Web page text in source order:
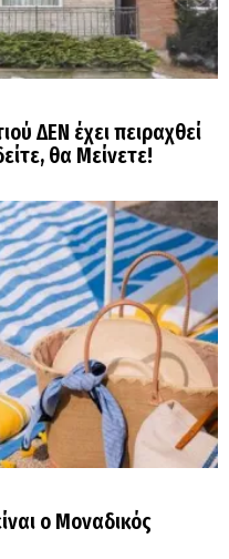
ΔΕΝ έχει πειραχθεί
θα Μείνετε!
ο Μοναδικός